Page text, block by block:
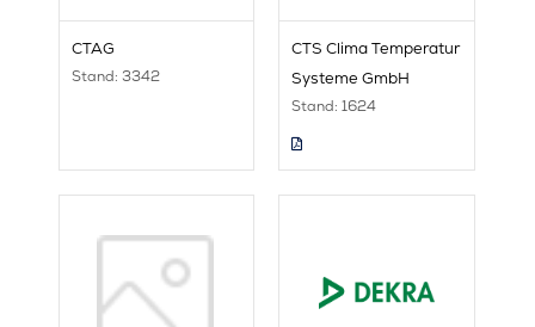
CTAG
Stand: 3342
CTS Clima Temperatur
Systeme GmbH
Stand: 1624